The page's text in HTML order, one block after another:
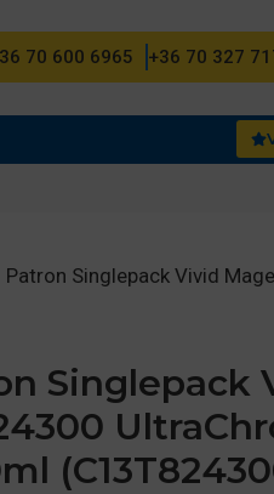
70 600 6965 +36 70 327
Patron Singlepack Vivid
Singlepack